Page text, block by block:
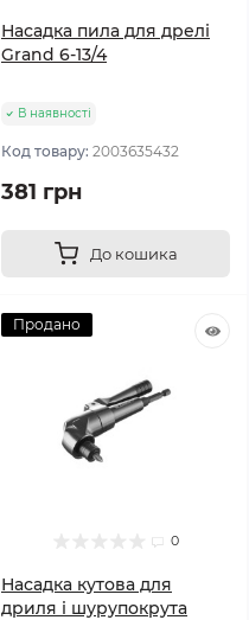
Насадка пила для дрелі
Grand 6-13/4
В наявності
Код товару: 2003635432
381 грн
До кошика
Продано
0
Насадка кутова для
дриля і шурупокрута